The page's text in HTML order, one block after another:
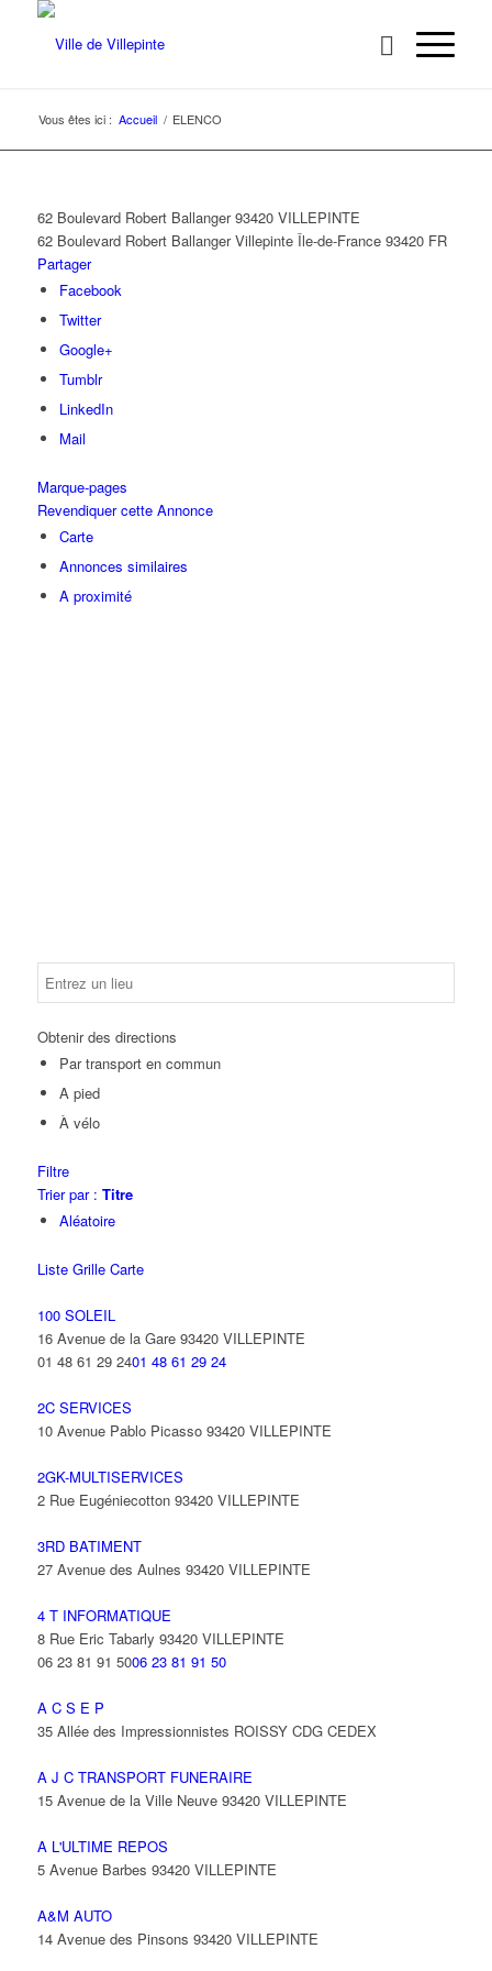
Vous êtes ici : Accueil / ELENCO
62 Boulevard Robert Ballanger 93420 VILLEPINTE
62 Boulevard Robert Ballanger Villepinte Île-de-France 93420 FR
Partager
Facebook
Twitter
Google+
Tumblr
LinkedIn
Mail
Marque-pages
Revendiquer cette Annonce
Carte
Annonces similaires
A proximité
Obtenir des directions
Par transport en commun
A pied
À vélo
Filtre
Trier par : Titre
Aléatoire
Liste Grille Carte
100 SOLEIL
16 Avenue de la Gare 93420 VILLEPINTE
01 48 61 29 2401 48 61 29 24
2C SERVICES
10 Avenue Pablo Picasso 93420 VILLEPINTE
2GK-MULTISERVICES
2 Rue Eugéniecotton 93420 VILLEPINTE
3RD BATIMENT
27 Avenue des Aulnes 93420 VILLEPINTE
4 T INFORMATIQUE
8 Rue Eric Tabarly 93420 VILLEPINTE
06 23 81 91 5006 23 81 91 50
A C S E P
35 Allée des Impressionnistes ROISSY CDG CEDEX
A J C TRANSPORT FUNERAIRE
15 Avenue de la Ville Neuve 93420 VILLEPINTE
A L'ULTIME REPOS
5 Avenue Barbes 93420 VILLEPINTE
A&M AUTO
14 Avenue des Pinsons 93420 VILLEPINTE